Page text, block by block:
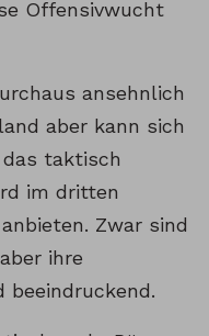
Offensivwucht
ansehnlich
aber kann sich
taktisch
im dritten
Zwar sind
ihre
beeindruckend.